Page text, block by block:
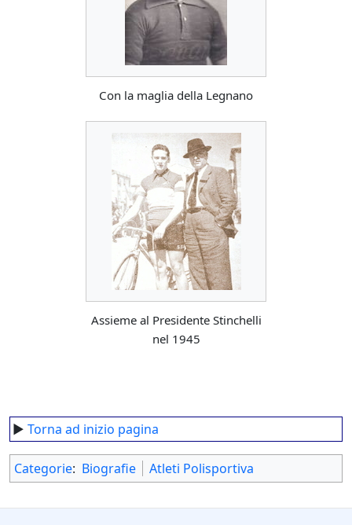
Con la maglia della Legnano
Assieme al Presidente Stinchelli
nel 1945
► Torna ad inizio pagina
Categorie: Biografie Atleti Polisportiva